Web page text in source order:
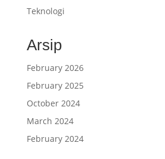
Teknologi
Arsip
February 2026
February 2025
October 2024
March 2024
February 2024